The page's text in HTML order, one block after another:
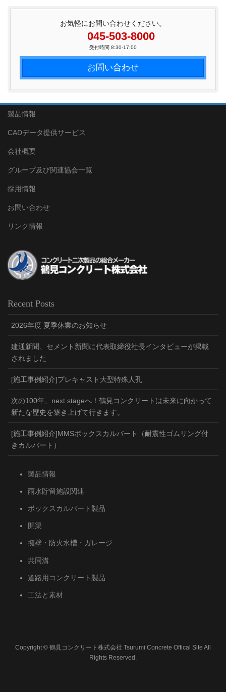
お気軽にお問い合わせください。
045-503-8000
受付時間 8:30-17:00
お問い合わせ
製品情報
CADデータ提供サービス
会社概要
グループ及び関連協会一覧
採用情報
お問い合わせ
リンク情報
Recent Posts
2026年度 夏季休業のお知らせ
建通新聞、セメント新聞に代表取締役社長インタビューが掲載
されました
[施工事例紹介]プレキャスト大型特殊人孔
次の100年、next stageへ！鶴見コンクリートは未来に向かって
新たな歴史を築き上げて行きます。
[施工事例紹介]MMSボックスカルバート（耐震性ゴムリング付
きカルバート）
製品情報
雨水貯留施設関連
ボックスカルバート製品
開渠
擁壁・防火水槽・ガレージ
共同溝
道路用コンクリート製品
工法と素材
Copyright © 鶴見コンクリート株式会社 Tsurumi Concrete Offical Site All
Rights Reserved.